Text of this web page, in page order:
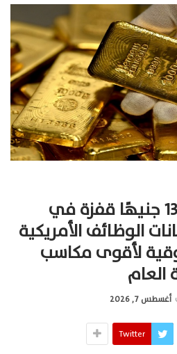
«مرصد الذهب»: 130 جنيهًا قفزة في
الوظائف الأمريكية
لأقوى مكاسب
العام
أغسطس 7, 2026
Twitter